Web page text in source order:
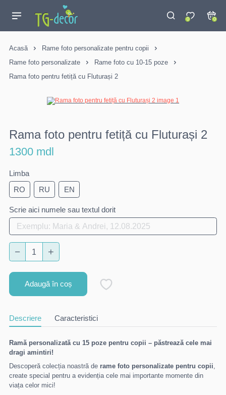
0 0
Acasă
Rame foto personalizate pentru copii
Rame foto personalizate
Rame foto cu 10-15 poze
Rama foto pentru fetiță cu Fluturași 2
Rama foto pentru fetiță cu Fluturași 2
1300 mdl
Limba
RO
RU EN
Scrie aici numele sau textul dorit
Adaugă în coș
Descriere Caracteristici
Ramă personalizată cu 15 poze pentru copii – păstrează cele mai
dragi amintiri!
Descoperă colecția noastră de rame foto personalizate pentru copii,
create special pentru a evidenția cele mai importante momente din
viața celor mici!